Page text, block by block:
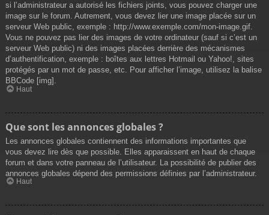
si l’administrateur a autorisé les fichiers joints, vous pouvez charger une
image sur le forum. Autrement, vous devez lier une image placée sur un
serveur Web public, exemple : http://www.exemple.com/mon-image.gif.
Vous ne pouvez pas lier des images de votre ordinateur (sauf si c’est un
serveur Web public) ni des images placées derrière des mécanismes
d’authentification, exemple : boîtes aux lettres Hotmail ou Yahoo!, sites
protégés par un mot de passe, etc. Pour afficher l’image, utilisez la balise
BBCode [img].
Haut
Que sont les annonces globales ?
Les annonces globales contiennent des informations importantes que
vous devez lire dès que possible. Elles apparaissent en haut de chaque
forum et dans votre panneau de l’utilisateur. La possibilité de publier des
annonces globales dépend des permissions définies par l’administrateur.
Haut